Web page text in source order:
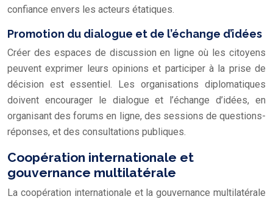
confiance envers les acteurs étatiques.
Promotion du dialogue et de l’échange d’idées
Créer des espaces de discussion en ligne où les citoyens
peuvent exprimer leurs opinions et participer à la prise de
décision est essentiel. Les organisations diplomatiques
doivent encourager le dialogue et l’échange d’idées, en
organisant des forums en ligne, des sessions de questions-
réponses, et des consultations publiques.
Coopération internationale et
gouvernance multilatérale
La coopération internationale et la gouvernance multilatérale